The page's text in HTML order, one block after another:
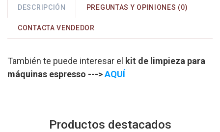
DESCRIPCIÓN PREGUNTAS Y OPINIONES (0)
CONTACTA VENDEDOR
También te puede interesar el kit de limpieza para
máquinas espresso --->AQUÍ
Productos destacados